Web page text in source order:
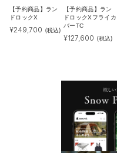
【予約商品】ラン
ドロックX
¥249,700 (税込)
【予約商品】ラン
ドロックXフライカ
バーTC
¥127,600 (税込)